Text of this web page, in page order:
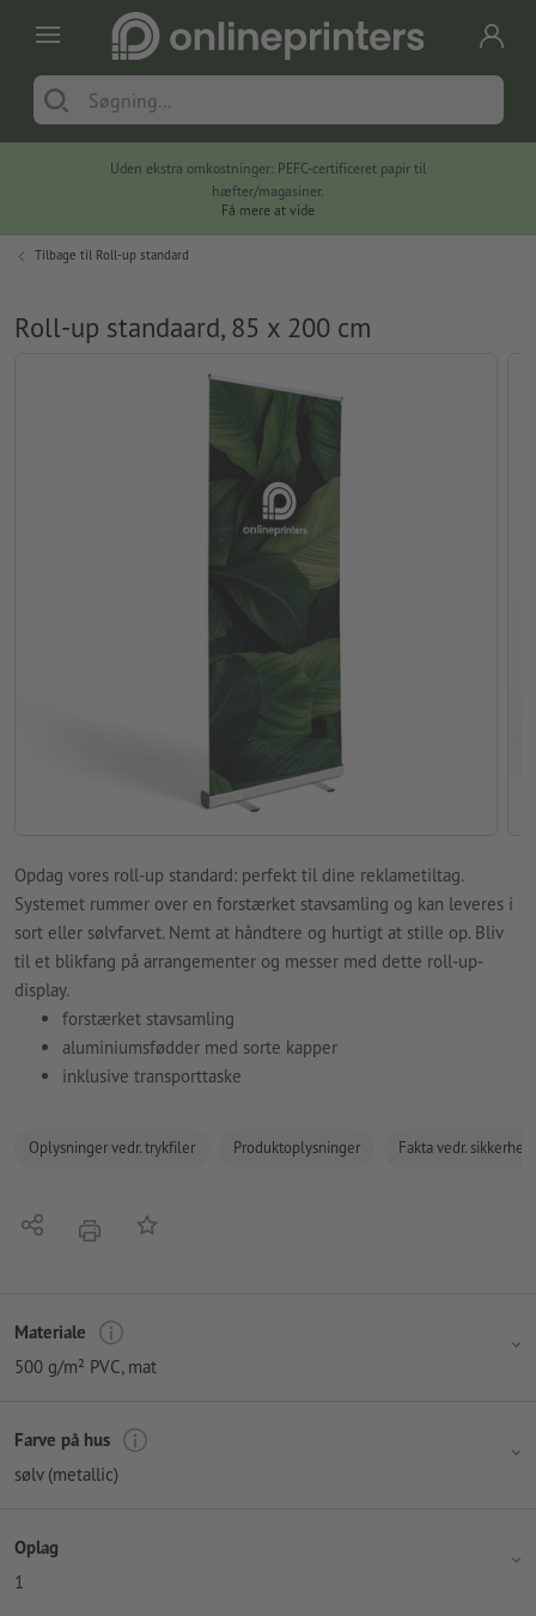
Uden ekstra omkostninger: PEFC-certificeret papir til
hæfter/magasiner.
Få mere at vide
Tilbage til Roll-up standard
Roll-up standaard, 85 x 200 cm
Opdag vores roll-up standard: perfekt til dine reklametiltag.
Systemet rummer over en forstærket stavsamling og kan leveres i
sort eller sølvfarvet. Nemt at håndtere og hurtigt at stille op. Bliv
til et blikfang på arrangementer og messer med dette roll-up-
display.
forstærket stavsamling
aluminiumsfødder med sorte kapper
inklusive transporttaske
Oplysninger vedr. trykfiler Produktoplysninger Fakta vedr.
Del tryk Tilføj til huskelisten
Materiale
500 g/m² PVC, mat
Farve på hus
sølv (metallic)
Oplag
1